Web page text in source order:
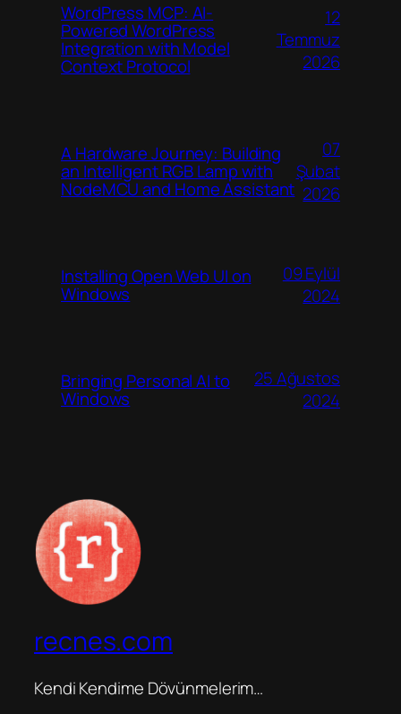
WordPress MCP: AI-
Powered WordPress
Integration with Model
Context Protocol
12
Temmuz
2026
A Hardware Journey: Building
an Intelligent RGB Lamp with
NodeMCU and Home Assistant
07
Şubat
2026
Installing Open Web UI on
Windows
09 Eylül
2024
Bringing Personal AI to
Windows
25 Ağustos
2024
recnes.com
Kendi Kendime Dövünmelerim…